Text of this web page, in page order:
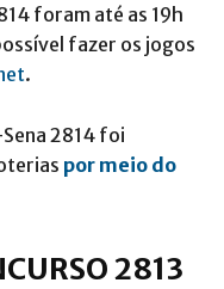
foram até as 19h
fazer os jogos
.
2814 foi
por meio do
2813